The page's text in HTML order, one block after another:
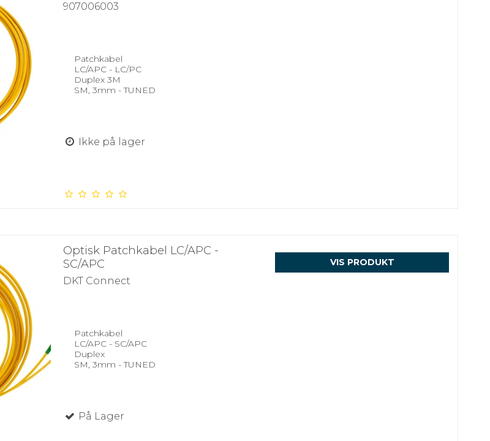
907006003
Patchkabel
LC/APC - LC/PC
Duplex 3M
SM, 3mm - TUNED
Ikke på lager
Optisk Patchkabel LC/APC -
SC/APC
DKT Connect
Patchkabel
LC/APC - SC/APC
Duplex
SM, 3mm - TUNED
På Lager
VIS PRODUKT